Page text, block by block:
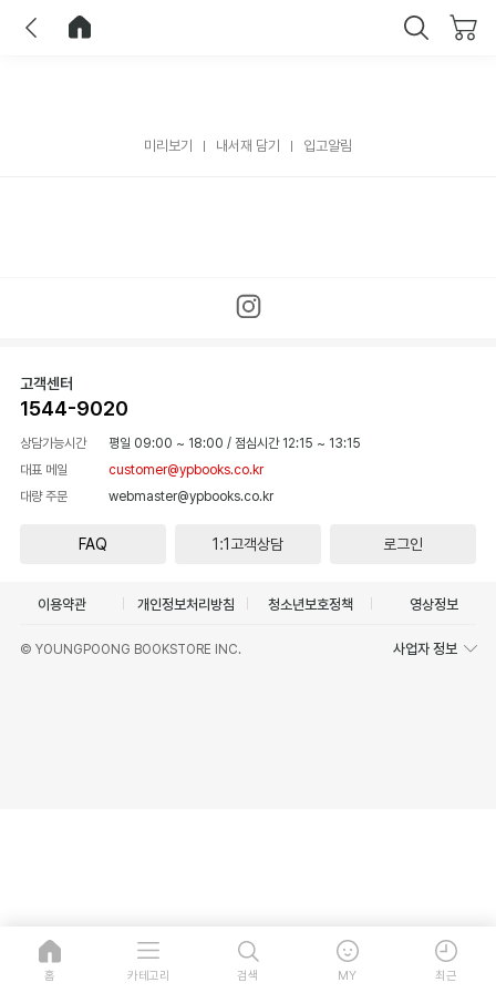
미리보기 내서재 담기 입고알림
고객센터
1544-9020
상담가능시간 평일 09:00 ~ 18:00 / 점심시간 12:15 ~ 13:15
대표 메일
customer@ypbooks.co.kr
대량 주문
webmaster@ypbooks.co.kr
FAQ 1:1고객상담 로그인
이용약관 개인정보처리방침 청소년보호정책 영상정보
© YOUNGPOONG BOOKSTORE INC. 사업자 정보
홈 카테고리 검색 MY 최근